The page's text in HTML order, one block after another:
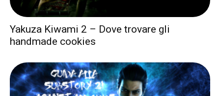
Yakuza Kiwami 2 – Dove trovare gli
handmade cookies